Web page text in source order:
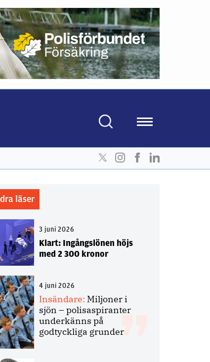
läser
3 juni 2026
Klart: Ingångslönen höjs
med 2 300 kronor
4 juni 2026
Insändare: Miljoner i
sjön – polisaspiranter
underkänns på
godtyckliga grunder